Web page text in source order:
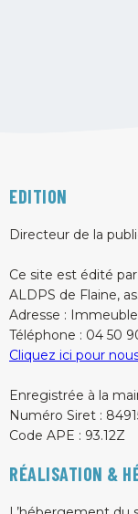
EDITION
Directeur de la
Ce site est édité par
ALDPS de Flaine,
Adresse :
Téléphone : 04 50
Cliquez ici pour
Enregistrée à la
Numéro Siret :
Code APE : 93.12Z
RÉALISATION &